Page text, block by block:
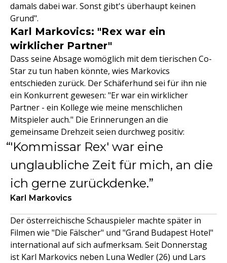
damals dabei war. Sonst gibt's überhaupt keinen
Grund".
Karl Markovics: "Rex war ein
wirklicher Partner"
Dass seine Absage womöglich mit dem tierischen Co-
Star zu tun haben könnte, wies Markovics
entschieden zurück. Der Schäferhund sei für ihn nie
ein Konkurrent gewesen: "Er war ein wirklicher
Partner - ein Kollege wie meine menschlichen
Mitspieler auch." Die Erinnerungen an die
gemeinsame Drehzeit seien durchweg positiv:
'Kommissar Rex' war eine
unglaubliche Zeit für mich, an die
ich gerne zurückdenke.
Karl Markovics
Der österreichische Schauspieler machte später in
Filmen wie "Die Fälscher" und "Grand Budapest Hotel"
international auf sich aufmerksam. Seit Donnerstag
ist Karl Markovics neben Luna Wedler (26) und Lars